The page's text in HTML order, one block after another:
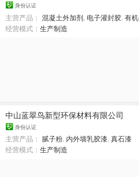
身份认证
主营产品：混凝土外加剂, 电子灌封胶,有
经营模式：生产制造
中山蓝翠鸟新型环保材料有限公司
身份认证
主营产品： 腻子粉, 内外墙乳胶漆,真石漆
经营模式：生产制造